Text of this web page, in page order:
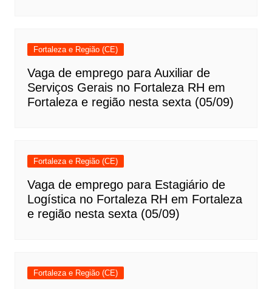
Fortaleza e Região (CE)
Vaga de emprego para Auxiliar de
Serviços Gerais no Fortaleza RH em
Fortaleza e região nesta sexta (05/09)
Fortaleza e Região (CE)
Vaga de emprego para Estagiário de
Logística no Fortaleza RH em Fortaleza
e região nesta sexta (05/09)
Fortaleza e Região (CE)